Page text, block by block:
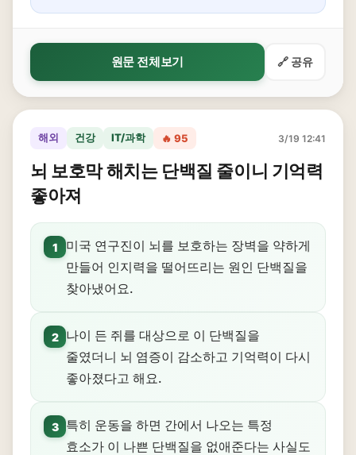
원문 전체보기 🔗 공유
해외 건강 IT/과학 🔥 95 3/19 12:41
뇌 보호막 해치는 단백질 줄이니 기억력
좋아져
1
미국 연구진이 뇌를 보호하는 장벽을 약하게
만들어 인지력을 떨어뜨리는 원인 단백질을
찾아냈어요.
2
나이 든 쥐를 대상으로 이 단백질을
줄였더니 뇌 염증이 감소하고 기억력이 다시
좋아졌다고 해요.
3
특히 운동을 하면 간에서 나오는 특정
효소가 이 나쁜 단백질을 없애준다는 사실도